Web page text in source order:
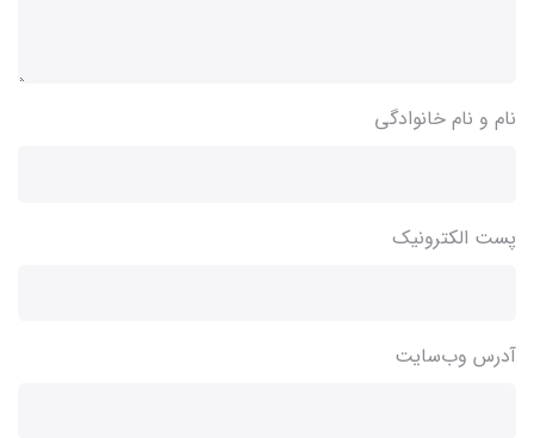
نام و نام خانوادگی
پست الکترونیک
آدرس وب‌سایت